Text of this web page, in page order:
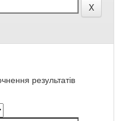
результатів